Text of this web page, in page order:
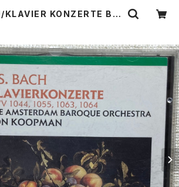
KLAVIER KONZERTE BW
ード会社：ERATO 1991年 |
Tale Collective